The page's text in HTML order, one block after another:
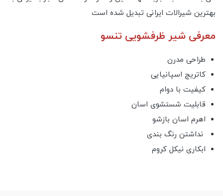
بهترین شیرالات ایرانی تبدیل شده است
معرفی شیر ظرفشویی تنسو
طراحی مدرن
کاتریج اسپانیایی
کیفیت با دوام
قابلیت شستشوی اسان
اهرم اسان بازشو
نداشتن رنگ بندی
ابکاری نیکل کروم